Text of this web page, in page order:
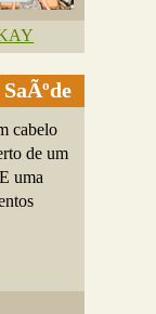
SaÃºde
cabelo
de um
uma